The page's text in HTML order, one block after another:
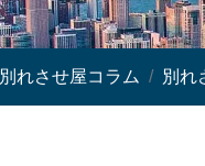
別れさせ屋コラム 別れ